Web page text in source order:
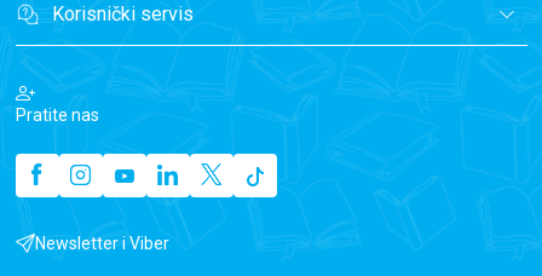
Korisnički servis
Pratite nas
Newsletter i Viber